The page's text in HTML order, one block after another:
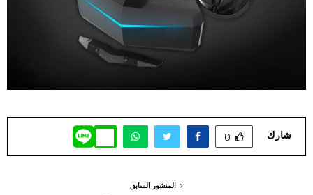
شارك 0
المنشور السابق